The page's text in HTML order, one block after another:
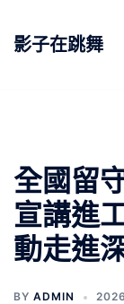
影子在跳舞
全國留
宣講進
動走進
BY ADMIN